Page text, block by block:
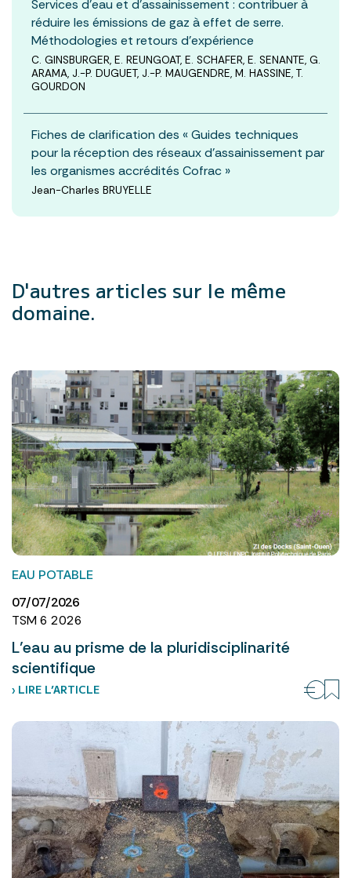
Services d’eau et d’assainissement : contribuer à
réduire les émissions de gaz à effet de serre.
Méthodologies et retours d’expérience
C. GINSBURGER, E. REUNGOAT, E. SCHAFER, E. SENANTE, G.
ARAMA, J.-P. DUGUET, J.-P. MAUGENDRE, M. HASSINE, T.
GOURDON
Fiches de clarification des « Guides techniques
pour la réception des réseaux d’assainissement par
les organismes accrédités Cofrac »
Jean-Charles BRUYELLE
D'autres articles sur le même
domaine.
EAU POTABLE
07/07/2026
TSM 6 2026
L’eau au prisme de la pluridisciplinarité
scientifique
› LIRE L’ARTICLE